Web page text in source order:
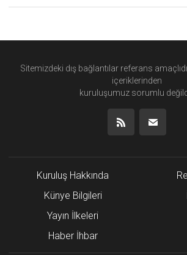
Sitemizdeki dış bağlantılar referans
içeriklerinden
kuruluşumuz sorumlu
Kuruluş Hakkında
Künye Bilgileri
Yayın İlkeleri
Haber İhbar